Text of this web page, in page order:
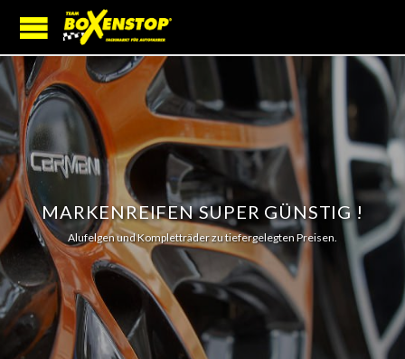
MARKENREIFEN SUPER GÜNSTIG !
Alufelgen und Kompletträder zu tiefergelegten Preisen.